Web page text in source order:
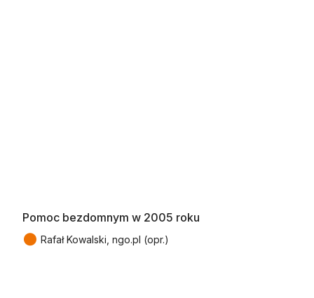
Pomoc bezdomnym w 2005 roku
● Rafał Kowalski, ngo.pl (opr.)